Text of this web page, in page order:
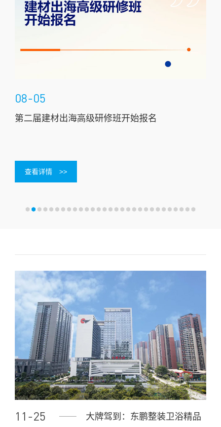
08-03
九月虹桥精彩，全球邀您“领”略
查看详情
11-25
大牌驾到：东鹏整装卫浴精品